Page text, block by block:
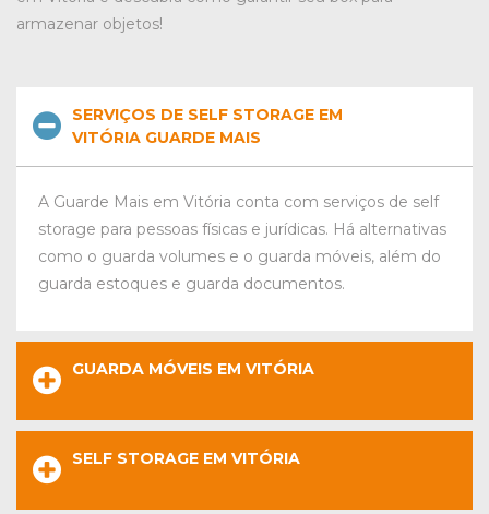
armazenar objetos!
SERVIÇOS DE SELF STORAGE EM
VITÓRIA GUARDE MAIS
A Guarde Mais em Vitória conta com serviços de self
storage para pessoas físicas e jurídicas. Há alternativas
como o guarda volumes e o guarda móveis, além do
guarda estoques e guarda documentos.
GUARDA MÓVEIS EM VITÓRIA
SELF STORAGE EM VITÓRIA